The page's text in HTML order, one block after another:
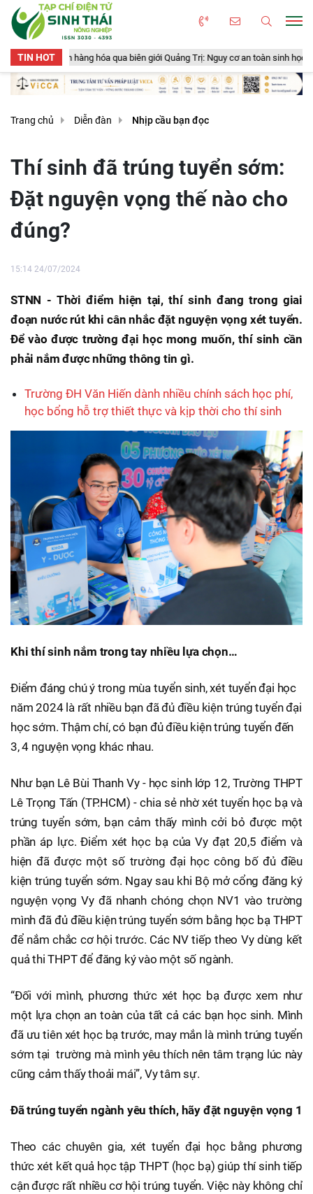
TIN HOT
hóa qua biên giới Quảng Trị: Nguy cơ an toàn sinh học, an toàn thực
Trang chủ Diễn đàn Nhịp cầu bạn đọc
Thí sinh đã trúng tuyển sớm:
Đặt nguyện vọng thế nào cho
đúng?
15:14 24/07/2024
STNN - Thời điểm hiện tại, thí sinh đang trong giai
đoạn nước rút khi cân nhắc đặt nguyện vọng xét tuyển.
Để vào được trường đại học mong muốn, thí sinh cần
phải nắm được những thông tin gì.
Trường ĐH Văn Hiến dành nhiều chính sách học phí,
học bổng hỗ trợ thiết thực và kịp thời cho thí sinh
Khi thí sinh nắm trong tay nhiều lựa chọn…
Điểm đáng chú ý trong mùa tuyển sinh, xét tuyển đại học
năm 2024 là rất nhiều bạn đã đủ điều kiện trúng tuyển đại
học sớm. Thậm chí, có bạn đủ điều kiện trúng tuyển đến
3, 4 nguyện vọng khác nhau.
Như bạn Lê Bùi Thanh Vy - học sinh lớp 12, Trường THPT
Lê Trọng Tấn (TP.HCM) - chia sẻ nhờ xét tuyển học bạ và
trúng tuyển sớm, bạn cảm thấy mình cởi bỏ được một
phần áp lực. Điểm xét học bạ của Vy đạt 20,5 điểm và
hiện đã được một số trường đại học công bố đủ điều
kiện trúng tuyển sớm. Ngay sau khi Bộ mở cổng đăng ký
nguyện vọng Vy đã nhanh chóng chọn NV1 vào trường
mình đã đủ điều kiện trúng tuyển sớm bằng học bạ THPT
để nắm chắc cơ hội trước. Các NV tiếp theo Vy dùng kết
quả thi THPT để đăng ký vào một số ngành.
“Đối với mình, phương thức xét học bạ được xem như
một lựa chọn an toàn của tất cả các bạn học sinh. Mình
đã ưu tiên xét học bạ trước, may mắn là mình trúng tuyển
sớm tại trường mà mình yêu thích nên tâm trạng lúc này
cũng cảm thấy thoải mái”, Vy tâm sự.
Đã trúng tuyển ngành yêu thích, hãy đặt nguyện vọng 1
Theo các chuyên gia, xét tuyển đại học bằng phương
thức xét kết quả học tập THPT (học bạ) giúp thí sinh tiếp
cận được rất nhiều cơ hội trúng tuyển. Việc này không chỉ